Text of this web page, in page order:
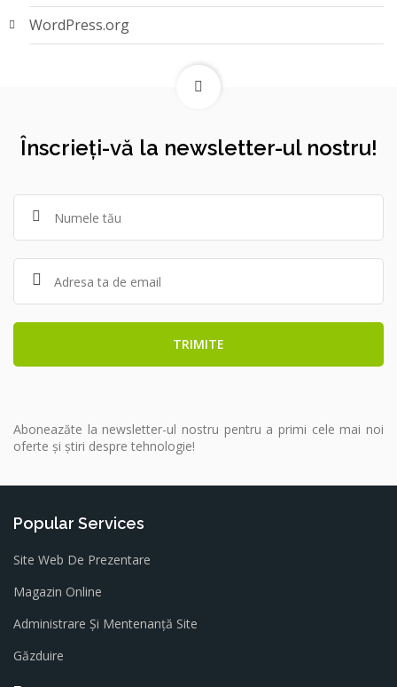
WordPress.org
Înscrieți-vă la newsletter-ul nostru!
Aboneazăte la newsletter-ul nostru pentru a primi cele mai noi
oferte și știri despre tehnologie!
Popular Services
Site Web De Prezentare
Magazin Online
Administrare Și Mentenanță Site
Găzduire